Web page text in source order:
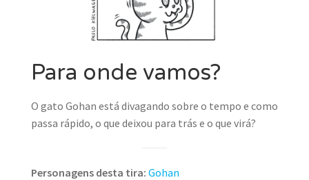
Para onde vamos?
O gato Gohan está divagando sobre o tempo e como
passa rápido, o que deixou para trás e o que virá?
Personagens desta tira: Gohan